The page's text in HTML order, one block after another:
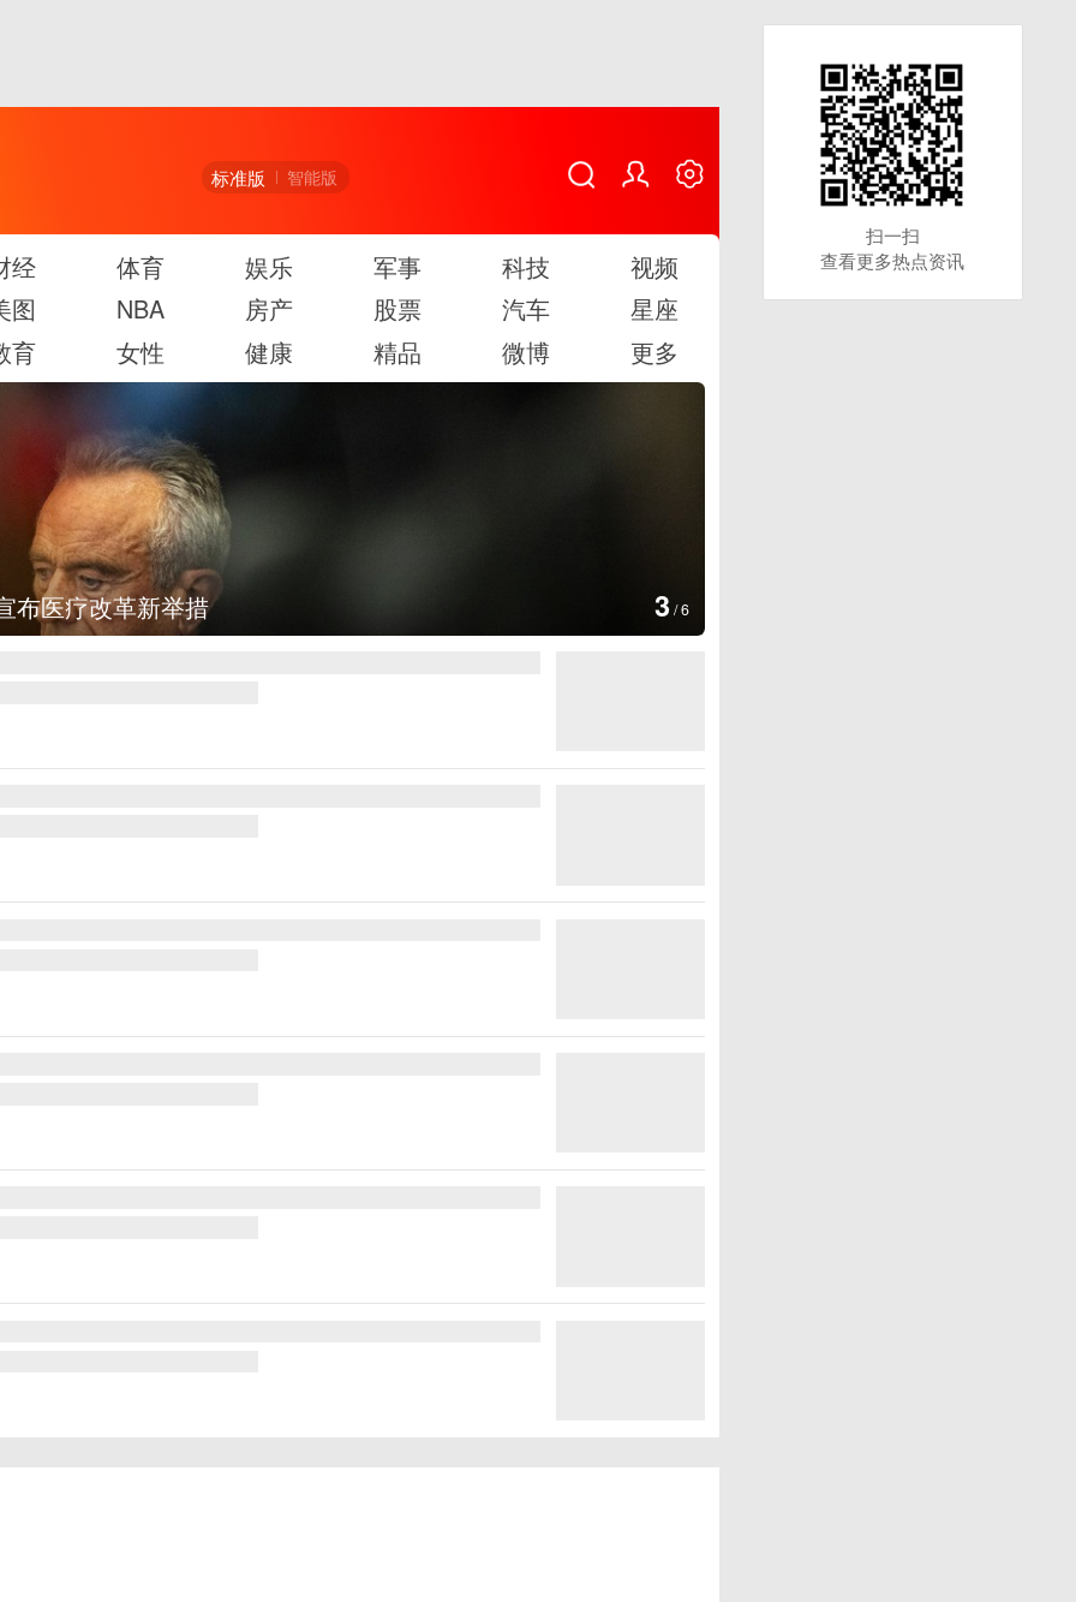
标准版 智能版
经 体育 娱乐 军事 科技
视频
图
NBA 房产 股票 汽车
星座
育
女性 健康 精品 微博 更多
图集
云南普洱：乡村风光如画 4 /6
扫一扫
查看更多热点资讯
扫一扫
查看更多热点资讯